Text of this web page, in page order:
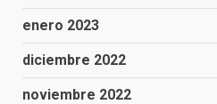
enero 2023
diciembre 2022
noviembre 2022